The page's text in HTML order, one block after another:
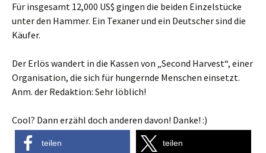
Für insgesamt 12,000 US$ gingen die beiden Einzelstücke
unter den Hammer. Ein Texaner und ein Deutscher sind die
Käufer.
Der Erlös wandert in die Kassen von „Second Harvest“, einer
Organisation, die sich für hungernde Menschen einsetzt.
Anm. der Redaktion: Sehr löblich!
Cool? Dann erzähl doch anderen davon! Danke! :)
teilen teilen